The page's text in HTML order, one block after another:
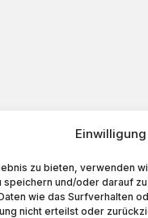
zu bieten, verwenden
und/oder darauf
wie das Surfverhalten
nicht erteilst oder